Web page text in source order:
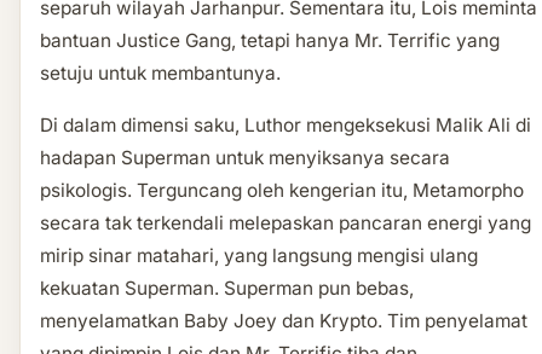
separuh wilayah Jarhanpur. Sementara itu, Lois meminta
bantuan Justice Gang, tetapi hanya Mr. Terrific yang
setuju untuk membantunya.
Di dalam dimensi saku, Luthor mengeksekusi Malik Ali di
hadapan Superman untuk menyiksanya secara
psikologis. Terguncang oleh kengerian itu, Metamorpho
secara tak terkendali melepaskan pancaran energi yang
mirip sinar matahari, yang langsung mengisi ulang
kekuatan Superman. Superman pun bebas,
menyelamatkan Baby Joey dan Krypto. Tim penyelamat